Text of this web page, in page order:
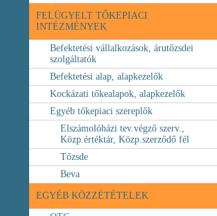
FELÜGYELT TŐKEPIACI
INTÉZMÉNYEK
Befektetési vállalkozások, árutőzsdei
szolgáltatók
Befektetési alap, alapkezelők
Kockázati tőkealapok, alapkezelők
Egyéb tőkepiaci szereplők
Elszámolóházi tev.végző szerv.,
Közp.értéktár, Közp.szerződő fél
Tőzsde
Beva
EGYÉB KÖZZÉTÉTELEK